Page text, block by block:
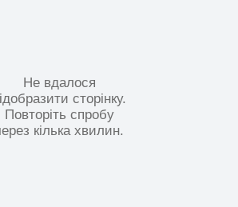
Не вдалося
сторінку.
Повторіть спробу
кілька хвилин.